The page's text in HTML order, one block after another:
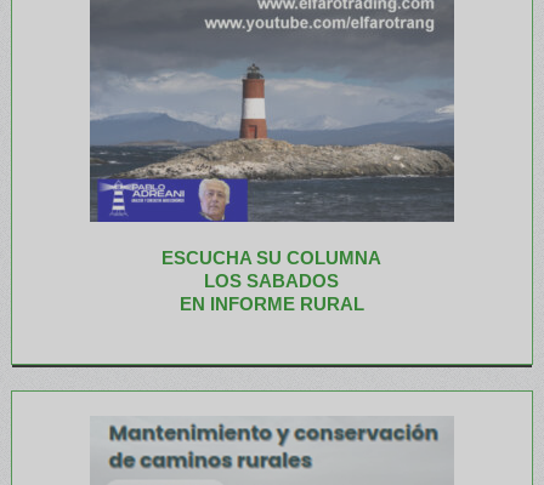
ESCUCHA SU COLUMNA
LOS SABADOS
EN INFORME RURAL